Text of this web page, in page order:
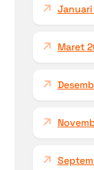
Januari
Maret